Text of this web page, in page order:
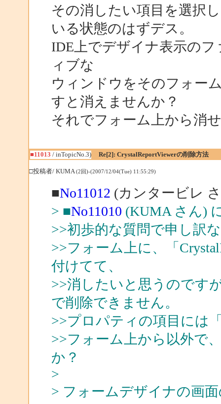
その消したい項目を選択
いる状態のはずデス。
IDE上でデザイナ表示の
ィブな
ウィンドウをそのフォー
すと消えませんか？
それでフォーム上から消
■11013 / inTopicNo.3) Re[2]: CrystalReportViewerの削除方法
□投稿者/ KUMA(2回)-(2007/12/04(Tue) 11:55:29)
■No11012 (カンタービレ
> ■No11010 (KUMA さん)
>>初歩的な質問で申し訳
>>フォーム上に、「
付けてて、
>>消したいと思うのです
で削除できません。
>>プロパティの項目には
>>フォーム上から以外で
か？
>
> フォームデザイナの画